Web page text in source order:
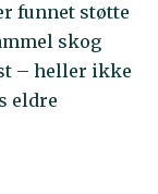
funnet støtte
skog
– heller ikke
eldre